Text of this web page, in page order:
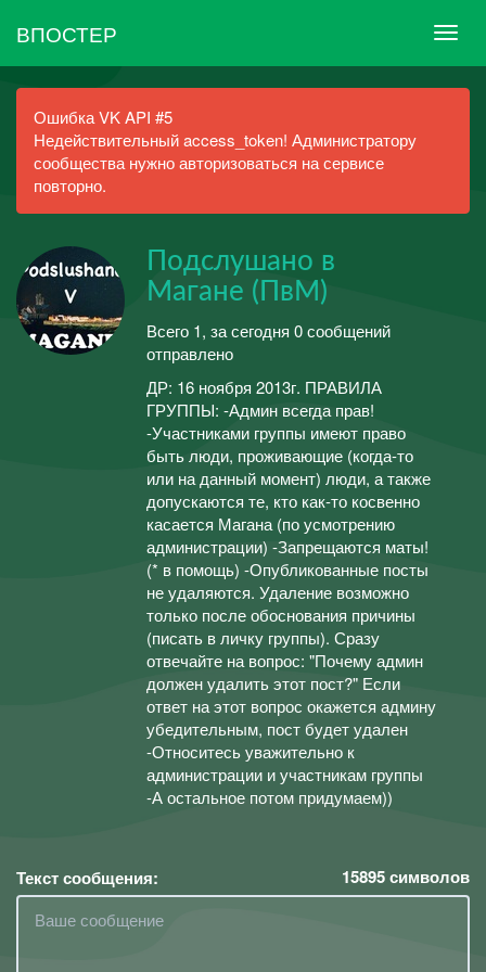
ВПОСТЕР
Ошибка VK API #5
Недействительный access_token! Администратору
сообщества нужно авторизоваться на сервисе
повторно.
Подслушано в
Магане (ПвМ)
Всего 1, за сегодня 0 сообщений
отправлено
ДР: 16 ноября 2013г. ПРАВИЛА
ГРУППЫ: -Админ всегда прав!
-Участниками группы имеют право
быть люди, проживающие (когда-то
или на данный момент) люди, а также
допускаются те, кто как-то косвенно
касается Магана (по усмотрению
администрации) -Запрещаются маты!
(* в помощь) -Опубликованные посты
не удаляются. Удаление возможно
только после обоснования причины
(писать в личку группы). Сразу
отвечайте на вопрос: "Почему админ
должен удалить этот пост?" Если
ответ на этот вопрос окажется админу
убедительным, пост будет удален
-Относитесь уважительно к
администрации и участникам группы
-А остальное потом придумаем))
Текст сообщения: 15895символов